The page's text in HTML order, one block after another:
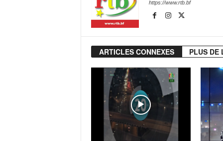
https://www.rtb.bf
ARTICLES CONNEXES PLUS DE